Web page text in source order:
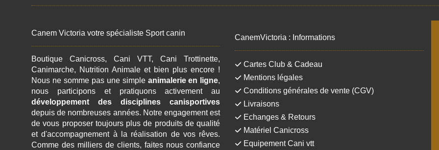
Canem Victoria votre spécialiste Sport canin
Boutique Canicross, Cani VTT, Cani Trottinette,
Canimarche, Nutrition Animale et bien plus encore !
Nous ne somme pas une simple animalerie en ligne,
nous participons et pratiquons activement au
développement des disciplines canisportives
depuis de nombreuses années. Notre engagement est
de vous proposer toujours plus de produits de qualité
et d'accompagnement à la réalisation de vos rêves.
Comme des milliers de clients, faites nous confiance
CanemVictoria : Informations
Cartes Club & Cadeau
Mentions légales
Conditions générales de vente (CGV)
Livraisons
Echanges & Retours
Matériel Canicross
Equipement Cani vtt